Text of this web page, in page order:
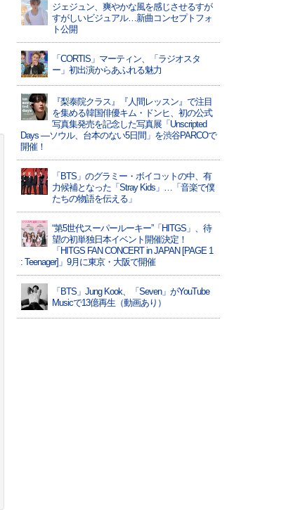
ジェジュン、爽やかな風を感じさせるすが
すがしいビジュアル…新曲コンセプトフォ
ト公開
「CORTIS」マーティン、「ラジオスタ
ー」初出演からあふれる魅力
『梨泰院クラス』『人間レッスン』で注目
を集める韓国俳優キム・ドンヒ、初の公式
写真集発売を記念した写真展「Unscripted
Days —ソウル、台本のない5日間」を渋谷PARCOで
開催！
「BTS」のグラミー・ボイコットの中、有
力候補となった「Stray Kids」…「音楽で僕
たちの物語を伝える」
“第5世代スーパールーキー”「HITGS」、待
望の初単独日本イベント開催決定！
「HITGS FAN CONCERT in JAPAN [PAGE 1
: Teenager]」9月に東京・大阪で開催
「BTS」Jung Kook、「Seven」がYouTube
Musicで13億再生（動画あり）